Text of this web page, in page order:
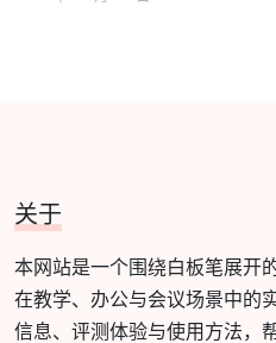
关于
本网站是一个围绕白板笔展开
在教学、办公与会议场景中的
信息、评测体验与使用方法，